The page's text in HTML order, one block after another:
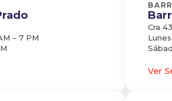
– 7 PM
Cra
Ver